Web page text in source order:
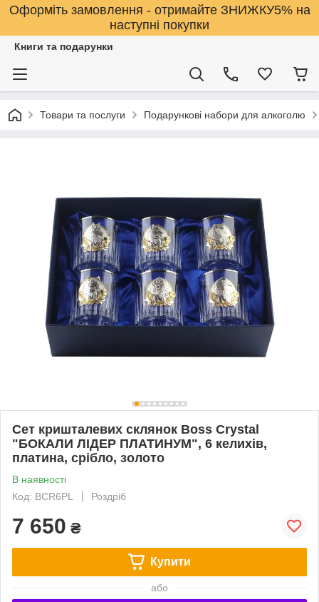
Оформіть замовлення - отримайте ЗНИЖКУ5% на
наступні покупки
Книги та подарунки
Товари та послуги Подарункові набори для алкоголю
Сет кришталевих склянок Boss Crystal
"БОКАЛИ ЛІДЕР ПЛАТИНУМ", 6 келихів,
платина, срібло, золото
В наявності
Код: BCR6PL
Роздріб
7 650 ₴
Купити
або